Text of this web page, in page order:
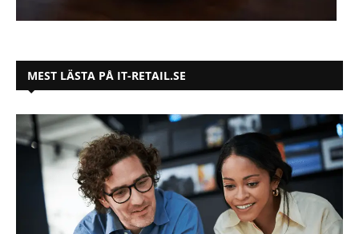
MEST LÄSTA PÅ IT-RETAIL.SE